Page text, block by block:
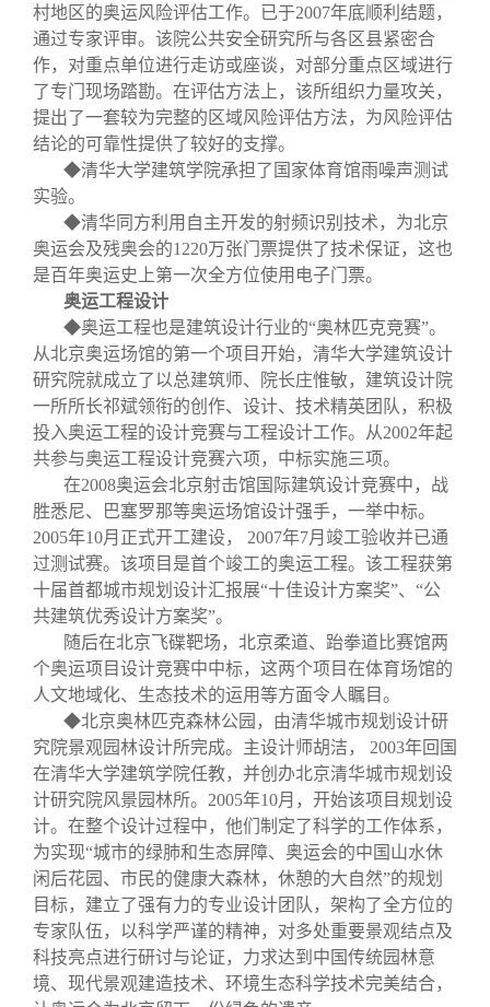
村地区的奥运风险评估工作。已于2007年底顺利结题，
通过专家评审。该院公共安全研究所与各区县紧密合
作，对重点单位进行走访或座谈，对部分重点区域进行
了专门现场踏勘。在评估方法上，该所组织力量攻关，
提出了一套较为完整的区域风险评估方法，为风险评估
结论的可靠性提供了较好的支撑。
◆清华大学建筑学院承担了国家体育馆雨噪声测试
实验。
◆清华同方利用自主开发的射频识别技术，为北京
奥运会及残奥会的1220万张门票提供了技术保证，这也
是百年奥运史上第一次全方位使用电子门票。
奥运工程设计
◆奥运工程也是建筑设计行业的“奥林匹克竞赛”。
从北京奥运场馆的第一个项目开始，清华大学建筑设计
研究院就成立了以总建筑师、院长庄惟敏，建筑设计院
一所所长祁斌领衔的创作、设计、技术精英团队，积极
投入奥运工程的设计竞赛与工程设计工作。从2002年起
共参与奥运工程设计竞赛六项，中标实施三项。
在2008奥运会北京射击馆国际建筑设计竞赛中，战
胜悉尼、巴塞罗那等奥运场馆设计强手，一举中标。
2005年10月正式开工建设， 2007年7月竣工验收并已通
过测试赛。该项目是首个竣工的奥运工程。该工程获第
十届首都城市规划设计汇报展“十佳设计方案奖”、“公
共建筑优秀设计方案奖”。
随后在北京飞碟靶场，北京柔道、跆拳道比赛馆两
个奥运项目设计竞赛中中标，这两个项目在体育场馆的
人文地域化、生态技术的运用等方面令人瞩目。
◆北京奥林匹克森林公园，由清华城市规划设计研
究院景观园林设计所完成。主设计师胡洁，
2003年回国
在清华大学建筑学院任教，并创办北京清华城市规划设
计研究院风景园林所。 2005年10月，开始该项目规划设
计。在整个设计过程中，他们制定了科学的工作体系，
为实现“城市的绿肺和生态屏障、奥运会的中国山水休
闲后花园、市民的健康大森林，休憩的大自然”的规划
目标，建立了强有力的专业设计团队，架构了全方位的
专家队伍，以科学严谨的精神，对多处重要景观结点及
科技亮点进行研讨与论证，力求达到中国传统园林意
境、现代景观建造技术、环境生态科学技术完美结合，